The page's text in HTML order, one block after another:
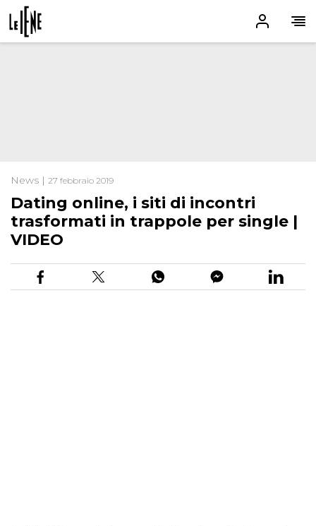
News | 27 febbraio 2019
Dating online, i siti di incontri
trasformati in trappole per single |
VIDEO